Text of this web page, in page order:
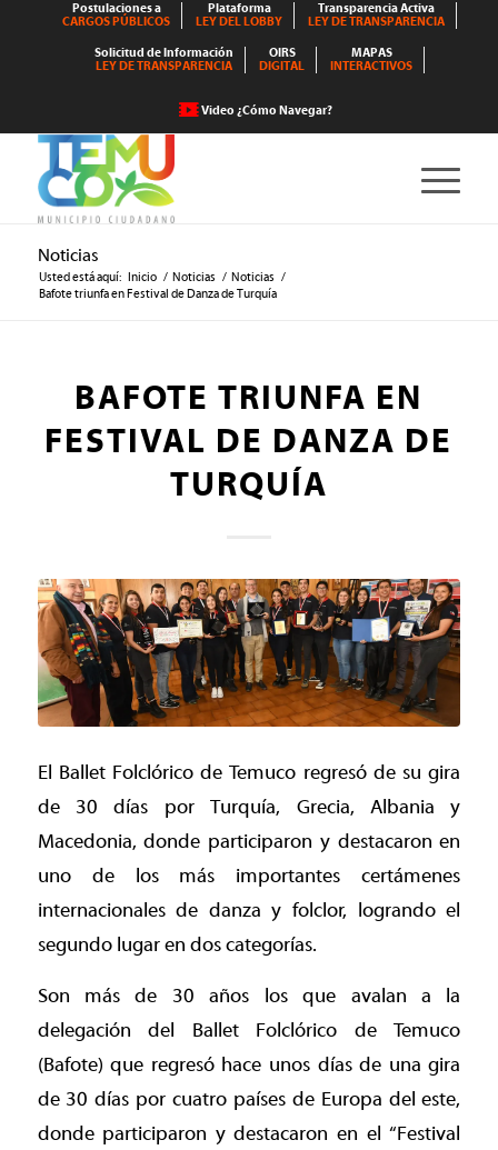
Postulaciones a
CARGOS PÚBLICOS
Plataforma
LEY DEL LOBBY
Transparencia Activa
LEY DE TRANSPARENCIA
Solicitud de Información
LEY DE TRANSPARENCIA
OIRS
DIGITAL
MAPAS
INTERACTIVOS
Video ¿Cómo Navegar?
Noticias
Usted está aquí: Inicio / Noticias / Noticias /
Bafote triunfa en Festival de Danza de Turquía
BAFOTE TRIUNFA EN
FESTIVAL DE DANZA DE
TURQUÍA
El Ballet Folclórico de Temuco regresó de su gira
de 30 días por Turquía, Grecia, Albania y
Macedonia, donde participaron y destacaron en
uno de los más importantes certámenes
internacionales de danza y folclor, logrando el
segundo lugar en dos categorías.
Son más de 30 años los que avalan a la
delegación del Ballet Folclórico de Temuco
(Bafote) que regresó hace unos días de una gira
de 30 días por cuatro países de Europa del este,
donde participaron y destacaron en el “Festival